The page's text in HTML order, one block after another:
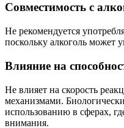
Совместимость с
Не рекомендуется
поскольку алкоголь
Влияние на
Не влияет на скорость
механизмами.
использованию в сферах,
внимания.